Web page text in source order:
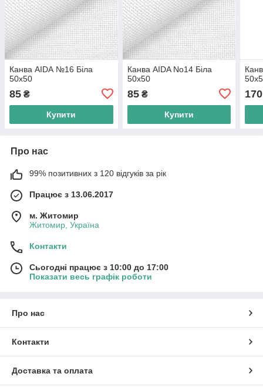
Канва AIDА №16 Біла
50х50
85 ₴
Купити
Канва AIDA No14 Біла
50х50
85₴
Купити
170
Про нас
99% позитивних з 120 відгуків за рік
Працює з 13.06.2017
м. Житомир
Житомир, Україна
Контакти
Сьогодні працює з 10:00 до 17:00
Показати весь графік роботи
Про нас
Контакти
Доставка та оплата